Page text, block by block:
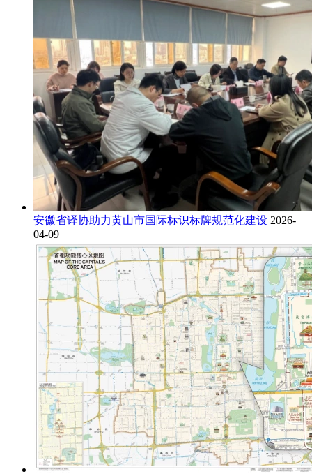
安徽省译协助力黄山市国际标识标牌规范化建设 2026-
04-09